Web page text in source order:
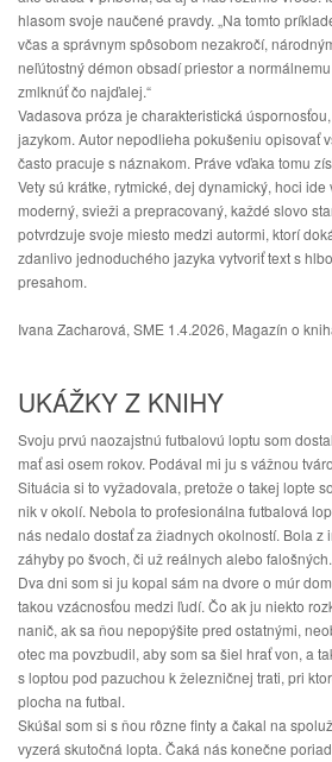
hlasom svoje naučené pravdy. „Na tomto
včas a správnym spôsobom nezakročí,
neľútostný démon obsadí priestor a
zmlknúť čo najďalej.“
Vadasova próza je charakteristická
jazykom. Autor nepodlieha pokušeniu opisovať
často pracuje s náznakom. Práve vďaka tomu
Vety sú krátke, rytmické, dej dynamický, hoci
moderný, svieži a prepracovaný, každé slovo
potvrdzuje svoje miesto medzi autormi, ktorí
zdanlivo jednoduchého jazyka vytvoriť text s
presahom.
Ivana Zacharová, SME 1.4.2026, Magazín o
UKÁŽKY Z KNIHY
Svoju prvú naozajstnú futbalovú loptu som
mať asi osem rokov. Podával mi ju s vážnou
Situácia si to vyžadovala, pretože o takej lopte
nik v okolí. Nebola to profesionálna futbalová
nás nedalo dostať za žiadnych okolností. Bola z
záhyby po švoch, či už reálnych alebo falošných.
Dva dni som si ju kopal sám na dvore o múr
takou vzácnosťou medzi ľudí. Čo ak ju niekto
nanič, ak sa ňou nepopýšite pred ostatnými,
otec ma povzbudil, aby som sa šiel hrať von, a
s loptou pod pazuchou k železničnej trati, pri
plocha na futbal.
Skúšal som si s ňou rôzne finty a čakal na
vyzerá skutočná lopta. Čaká nás konečne